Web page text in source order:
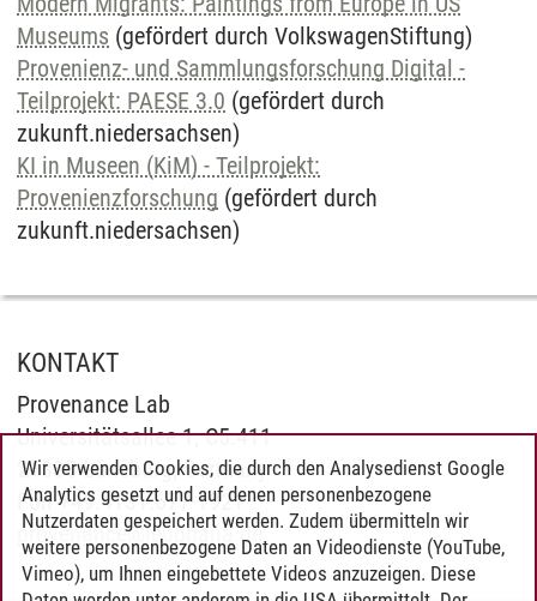
Museums (gefördert durch VolkswagenStiftung)
Provenienz- und Sammlungsforschung Digital -
Teilprojekt: PAESE 3.0 (gefördert durch
zukunft.niedersachsen)
KI in Museen (KiM) - Teilprojekt:
Provenienzforschung (gefördert durch
zukunft.niedersachsen)
KONTAKT
Provenance Lab
Universitätsallee 1, C5.411
21335 Lüneburg, Germany
Fon +49.4131.677-1921
provenance@leuphana.de
Wir verwenden Cookies, die durch den Analysedienst Google
Analytics gesetzt und auf denen personenbezogene
Nutzerdaten gespeichert werden. Zudem übermitteln wir
weitere personenbezogene Daten an Videodienste (YouTube,
Vimeo), um Ihnen eingebettete Videos anzuzeigen. Diese